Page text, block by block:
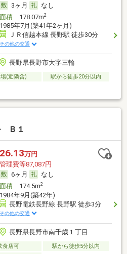
3ヶ月
なし
面積178.07m2
1985年7月(築41年2ヶ月)
ＪＲ信越本線 長野駅 徒歩30分
その他の交通
長野県長野市大字三輪
(近隣含)
駅から徒歩20分以内
Ｂ１
26.13万円
管理費等87,087円
6ヶ月
なし
面積174.5m2
1984年9月(築42年)
長野電鉄長野線 長野駅 徒歩3分
その他の交通
長野県長野市南千歳１丁目
食店可
駅から徒歩5分以内